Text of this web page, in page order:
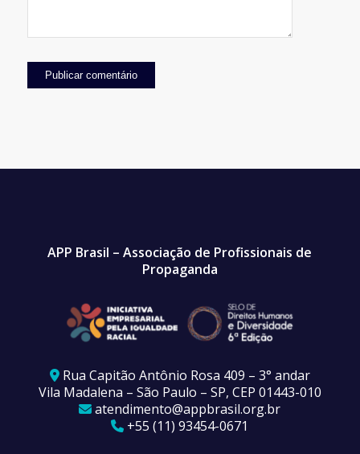
APP Brasil – Associação de Profissionais de
Propaganda
Rua Capitão Antônio Rosa 409 – 3° andar
Vila Madalena – São Paulo – SP, CEP 01443-010
atendimento@appbrasil.org.br
+55 (11) 93454-0671